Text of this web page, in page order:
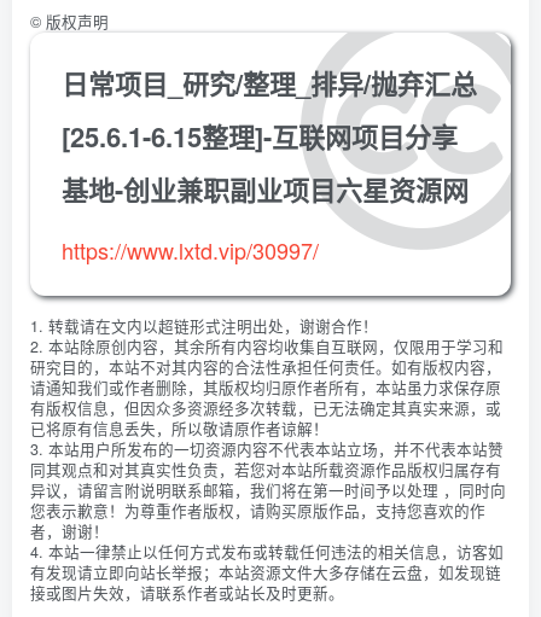
© 版权声明
日常项目_研究/整理_排异/抛弃汇总
[25.6.1-6.15整理]-互联网项目分享
基地-创业兼职副业项目六星资源网
https://www.lxtd.vip/30997/
1. 转载请在文内以超链形式注明出处，谢谢合作！
2. 本站除原创内容，其余所有内容均收集自互联网，仅限用于学习和
研究目的，本站不对其内容的合法性承担任何责任。如有版权内容，
请通知我们或作者删除，其版权均归原作者所有，本站虽力求保存原
有版权信息，但因众多资源经多次转载，已无法确定其真实来源，或
已将原有信息丢失，所以敬请原作者谅解！
3. 本站用户所发布的一切资源内容不代表本站立场，并不代表本站赞
同其观点和对其真实性负责，若您对本站所载资源作品版权归属存有
异议，请留言附说明联系邮箱，我们将在第一时间予以处理 ，同时向
您表示歉意！为尊重作者版权，请购买原版作品，支持您喜欢的作
者，谢谢！
4. 本站一律禁止以任何方式发布或转载任何违法的相关信息，访客如
有发现请立即向站长举报；本站资源文件大多存储在云盘，如发现链
接或图片失效，请联系作者或站长及时更新。